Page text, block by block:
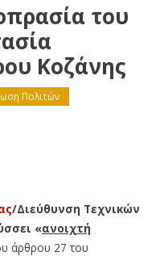
του
Κοζάνης
Πολιτών
/Διεύθυνση Τεχνικών
«ανοιχτή
άρθρου 27 του